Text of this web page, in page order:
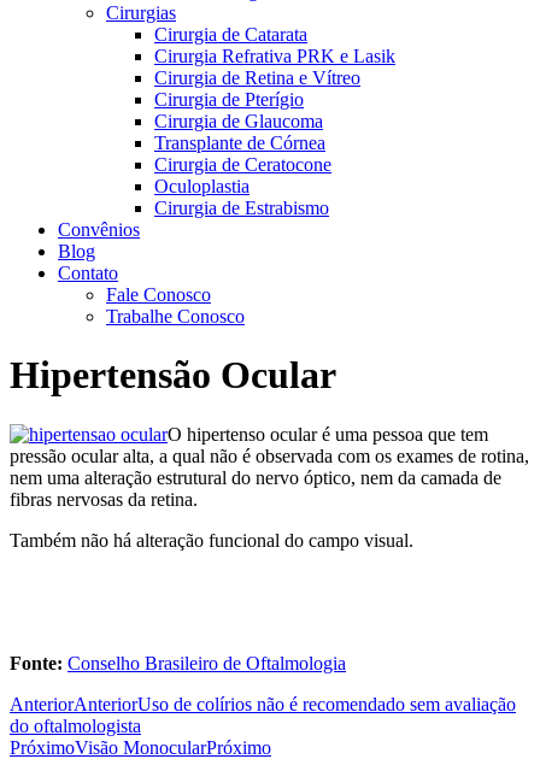
Cirurgias
Cirurgia de Catarata
Cirurgia Refrativa PRK e Lasik
Cirurgia de Retina e Vítreo
Cirurgia de Pterígio
Cirurgia de Glaucoma
Transplante de Córnea
Cirurgia de Ceratocone
Oculoplastia
Cirurgia de Estrabismo
Convênios
Blog
Contato
Fale Conosco
Trabalhe Conosco
Hipertensão Ocular
O hipertenso ocular é uma pessoa que tem
pressão ocular alta, a qual não é observada com os exames de rotina,
nem uma alteração estrutural do nervo óptico, nem da camada de
fibras nervosas da retina.
Também não há alteração funcional do campo visual.
Fonte: Conselho Brasileiro de Oftalmologia
AnteriorAnteriorUso de colírios não é recomendado sem avaliação
do oftalmologista
PróximoVisão MonocularPróximo